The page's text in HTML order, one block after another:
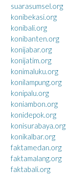
suarasumsel.org
konibekasi.org
konibali.org
konibanten.org
konijabar.org
konijatim.org
konimaluku.org
konilampung.org
konipalu.org
koniambon.org
konidepok.org
konisurabaya.org
konikalbar.org
faktamedan.org
faktamalang.org
faktabali.org